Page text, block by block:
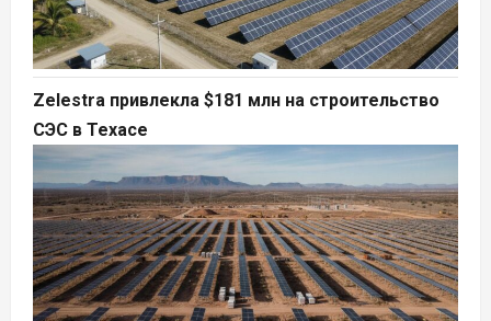
Zelestra привлекла $181 млн на строительство
СЭС в Техасе